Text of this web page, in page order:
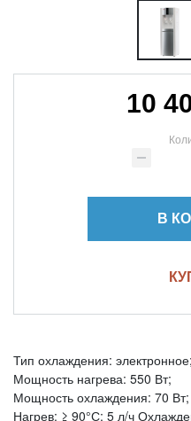
10
В
Тип охлаждения: электронное;
Мощность нагрева: 550 Вт;
Мощность охлаждения: 70 Вт;
Нагрев: ≥ 90°С; 5 л/ч